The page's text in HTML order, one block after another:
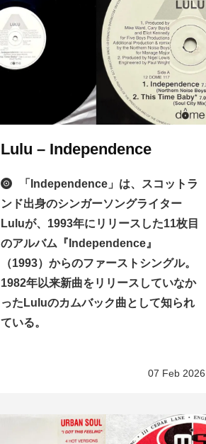
Lulu – Independence
「Independence」は、スコットラ
ンド出身のシンガーソングライター
Luluが、1993年にリリースした11枚目
のアルバム『Independence』
（1993）からのファーストシングル。
1982年以来新曲をリリースしていなか
ったLuluのカムバック曲として知られ
ている。
07 Feb 2026